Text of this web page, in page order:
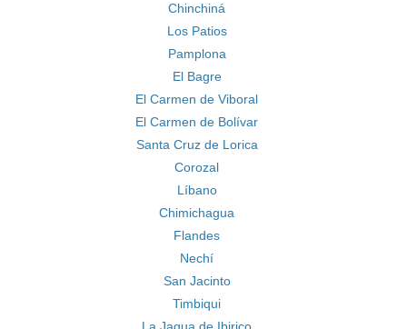
Chinchiná
Los Patios
Pamplona
El Bagre
El Carmen de Viboral
El Carmen de Bolívar
Santa Cruz de Lorica
Corozal
Líbano
Chimichagua
Flandes
Nechí
San Jacinto
Timbiqui